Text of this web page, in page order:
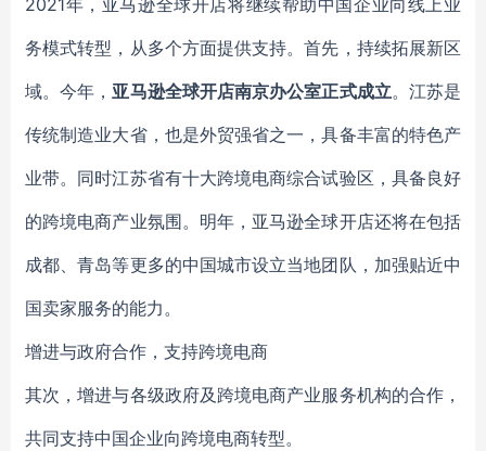
2021年，亚马逊全球开店将继续帮助中国企业向线上业
务模式转型，从多个方面提供支持。首先，持续拓展新区
域。今年，亚马逊全球开店南京办公室正式成立。江苏是
传统制造业大省，也是外贸强省之一，具备丰富的特色产
业带。同时江苏省有十大跨境电商综合试验区，具备良好
的跨境电商产业氛围。明年，亚马逊全球开店还将在包括
成都、青岛等更多的中国城市设立当地团队，加强贴近中
国卖家服务的能力。
增进与政府合作，支持跨境电商
其次，增进与各级政府及跨境电商产业服务机构的合作，
共同支持中国企业向跨境电商转型。